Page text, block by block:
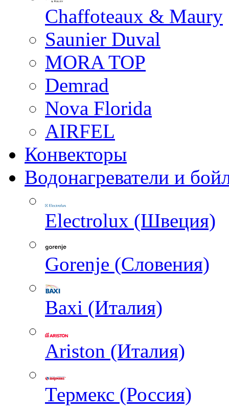
Chaffoteaux & Maury
Saunier Duval
MORA TOP
Demrad
Nova Florida
AIRFEL
Конвекторы
Водонагреватели и
Electrolux (Швеция)
Gorenje (Словения)
Baxi (Италия)
Ariston (Италия)
Термекс (Россия)